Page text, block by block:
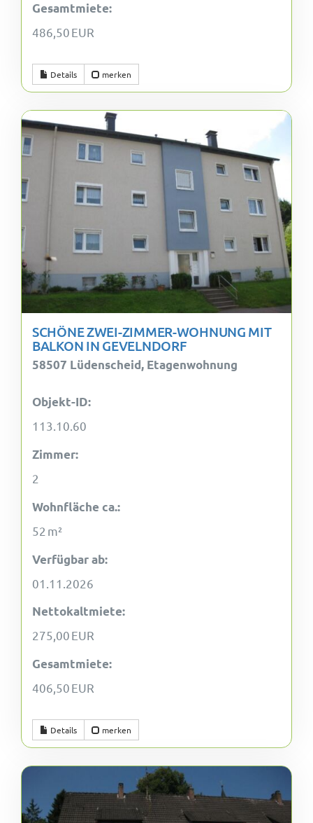
Gesamtmiete:
486,50 EUR
Details merken
SCHÖNE ZWEI-ZIMMER-WOHNUNG MIT
BALKON IN GEVELNDORF
58507 Lüdenscheid, Etagenwohnung
Objekt-ID:
113.10.60
Zimmer:
2
Wohnfläche ca.:
52 m²
Verfügbar ab:
01.11.2026
Nettokaltmiete:
275,00 EUR
Gesamtmiete:
406,50 EUR
Details merken